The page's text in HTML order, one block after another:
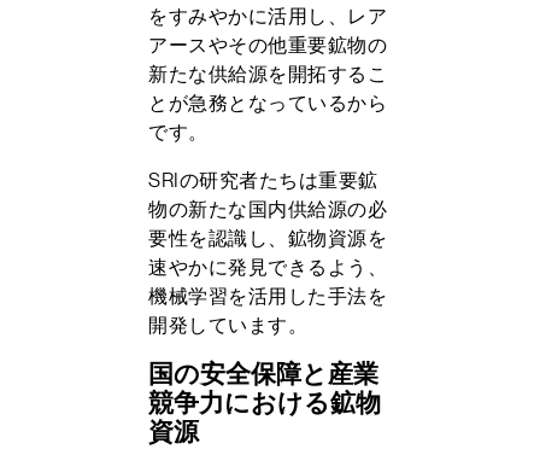
をすみやかに活用し、レア
アースやその他重要鉱物の
新たな供給源を開拓するこ
とが急務となっているから
です。
SRIの研究者たちは重要鉱
物の新たな国内供給源の必
要性を認識し、鉱物資源を
速やかに発見できるよう、
機械学習を活用した手法を
開発しています。
国の安全保障と産業
競争力における鉱物
資源